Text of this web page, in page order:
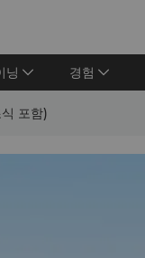
닝 경험
포함)